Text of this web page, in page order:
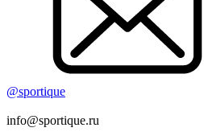
@sportique
info@sportique.ru